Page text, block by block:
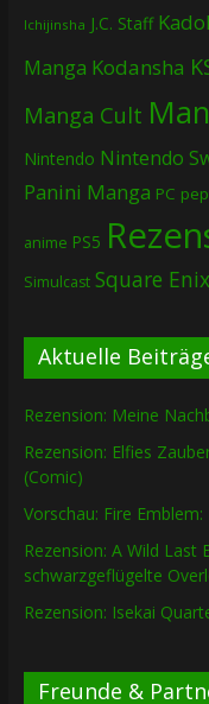
Ichijinsha J.C. Staff
Manga Kodansha
Manga Cult
Nintendo Nintendo
Panini Manga PC
anime PS5
Simulcast Square Enix
Aktuelle
Rezension: Meine
Rezension: Elfies
(Comic)
Vorschau: Fire Emblem:
Rezension: A Wild Last
schwarzgeflügelte
Rezension: Isekai
Freunde &